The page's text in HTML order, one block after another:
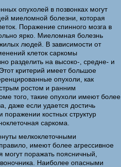
опухолей в позвонках могут
миеломной болезни, которая
Поражение спинного мозга в
ярко. Миеломная болезнь
людей. В зависимости от
клеток саркомы
разделить на высоко-, средне- и
критерий имеет большое
опухоли, как
ростом и ранним
того, такие опухоли имеют более
даже если удается достичь
поражении костных структур
саркома.
мелкоклеточными
имеют более агрессивное
могут поражать поясничный,
Наиболее опасными